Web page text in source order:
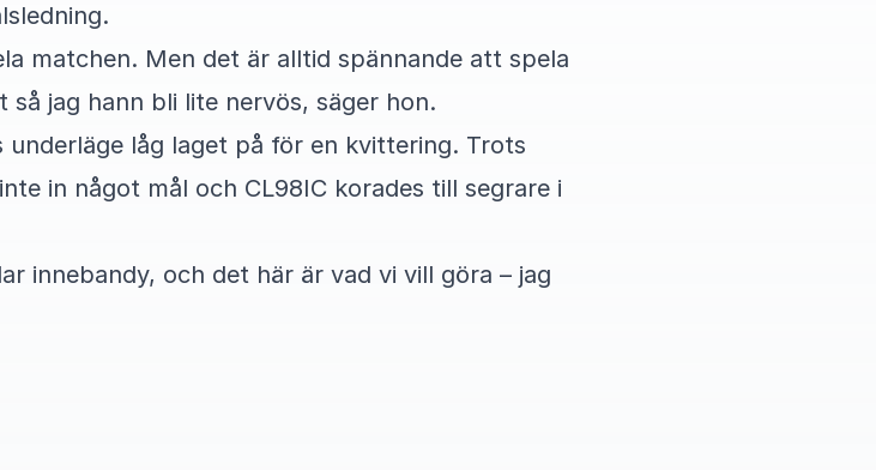
matchen. Men det är alltid spännande att spela
så jag hann bli lite nervös, säger hon.
låg laget på för en kvittering. Trots
in något mål och CL98IC korades till segrare i
innebandy, och det här är vad vi vill göra – jag